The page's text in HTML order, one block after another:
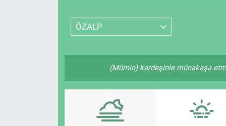
ÖZALP
(Mümin) kardeşinle münakaşa
Süper Lig Puan Durumu ve Fikstür